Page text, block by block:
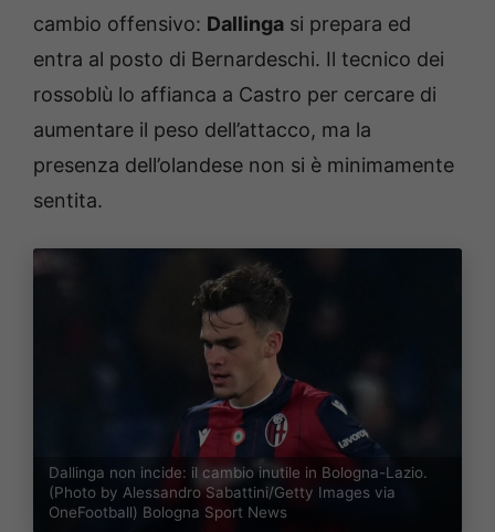
cambio offensivo: Dallinga si prepara ed
entra al posto di Bernardeschi. Il tecnico dei
rossoblù lo affianca a Castro per cercare di
aumentare il peso dell’attacco, ma la
presenza dell’olandese non si è minimamente
sentita.
Dallinga non incide: il cambio inutile in Bologna-Lazio.
(Photo by Alessandro Sabattini/Getty Images via
OneFootball) Bologna Sport News